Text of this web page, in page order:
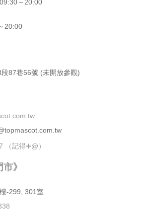
～20:00
87巷56號 (未開放參觀)
記得➕@）
》
-299, 301室